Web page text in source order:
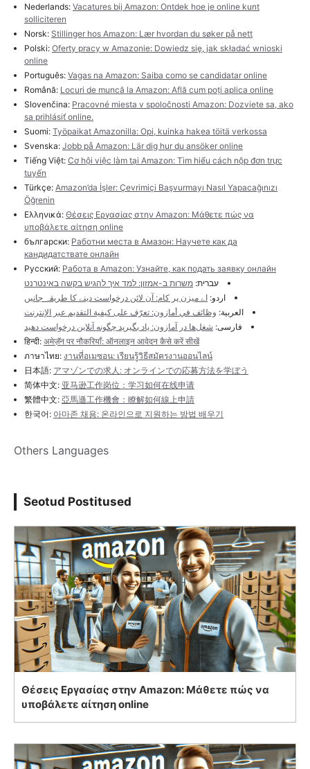
Nederlands: Vacatures bij Amazon: Ontdek hoe je online kunt
solliciteren
Norsk: Stillinger hos Amazon: Lær hvordan du søker på nett
Polski: Oferty pracy w Amazonie: Dowiedz się, jak składać wnioski
online
Português: Vagas na Amazon: Saiba como se candidatar online
Română: Locuri de muncă la Amazon: Află cum poți aplica online
Slovenčina: Pracovné miesta v spoločnosti Amazon: Dozviete sa, ako
sa prihlásiť online.
Suomi: Työpaikat Amazonilla: Opi, kuinka hakea töitä verkossa
Svenska: Jobb på Amazon: Lär dig hur du ansöker online
Tiếng Việt: Cơ hội việc làm tại Amazon: Tìm hiểu cách nộp đơn trực
tuyến
Türkçe: Amazon’da İşler: Çevrimiçi Başvurmayı Nasıl Yapacağınızı
Öğrenin
Ελληνικά: Θέσεις Εργασίας στην Amazon: Μάθετε πώς να
υποβάλετε αίτηση online
български: Работни места в Амазон: Научете как да
кандидатствате онлайн
Русский: Работа в Amazon: Узнайте, как подать заявку онлайн
עברית: משרות ב-אמזון: למד איך להגיש בקשה באינטרנט
اردو: اے میزن پر کام: آن لائن درخواست دینے کا طریقہ جانیں
العربية: وظائف في أمازون: تعرّف على كيفية التقديم عبر الإنترنت
فارسی: شغل‌ها در آمازون: یاد بگیرید چگونه آنلاین درخواست دهید
हिन्दी: अमेज़ॅन पर नौकरियाँ: ऑनलाइन आवेदन कैसे करें सीखें
ภาษาไทย: งานที่อเมซอน: เรียนรู้วิธีสมัครงานออนไลน์
日本語: アマゾンでの求人: オンラインでの応募方法を学ぼう
简体中文: 亚马逊工作岗位：学习如何在线申请
繁體中文: 亞馬遜工作機會：瞭解如何線上申請
한국어: 아마존 채용: 온라인으로 지원하는 방법 배우기
Others Languages
Seotud Postitused
Θέσεις Εργασίας στην Amazon: Μάθετε πώς να
υποβάλετε αίτηση online